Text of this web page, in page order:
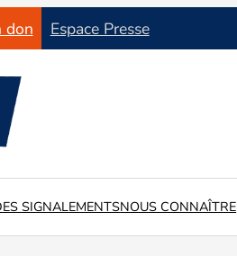
don Espace Presse
SIGNALEMENTSNOUS CONNAÎTRE